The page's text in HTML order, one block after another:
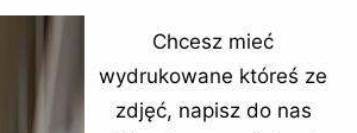
Chcesz mieć
wydrukowane któreś ze
zdjęć, napisz do nas